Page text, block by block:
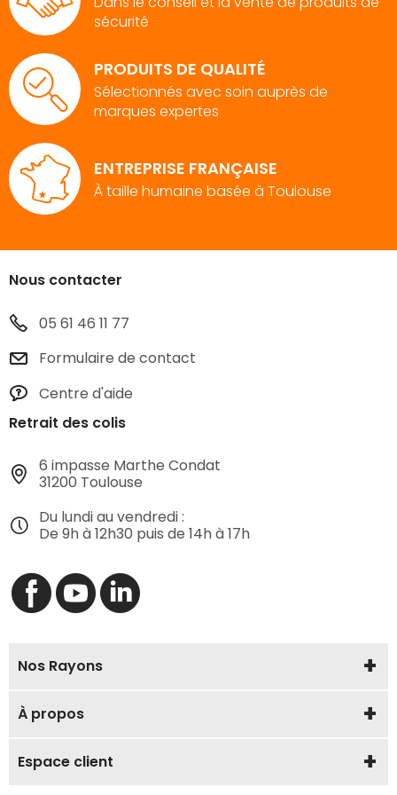
sécurité
PRODUITS DE QUALITÉ
Sélectionnés avec soin auprès de
marques expertes
ENTREPRISE FRANÇAISE
À taille humaine basée à Toulouse
Nous contacter
05 61 46 11 77
Formulaire de contact
Centre d'aide
Retrait des colis
6 impasse Marthe Condat
31200 Toulouse
Du lundi au vendredi :
De 9h à 12h30 puis de 14h à 17h
Nos Rayons
À propos
Espace client